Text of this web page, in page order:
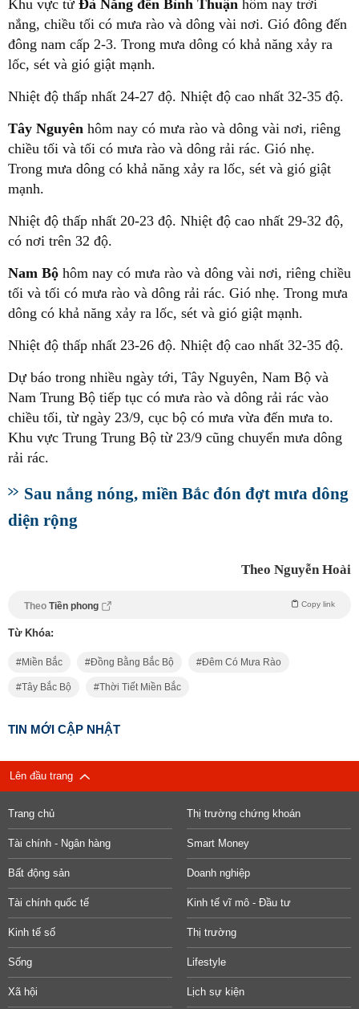
Khu vực từ Đà Nẵng đến Bình Thuận hôm nay trời
nắng, chiều tối có mưa rào và dông vài nơi. Gió đông đến
đông nam cấp 2-3. Trong mưa dông có khả năng xảy ra
lốc, sét và gió giật mạnh.
Nhiệt độ thấp nhất 24-27 độ. Nhiệt độ cao nhất 32-35 độ.
Tây Nguyên hôm nay có mưa rào và dông vài nơi, riêng
chiều tối và tối có mưa rào và dông rải rác. Gió nhẹ.
Trong mưa dông có khả năng xảy ra lốc, sét và gió giật
mạnh.
Nhiệt độ thấp nhất 20-23 độ. Nhiệt độ cao nhất 29-32 độ,
có nơi trên 32 độ.
Nam Bộ hôm nay có mưa rào và dông vài nơi, riêng chiều
tối và tối có mưa rào và dông rải rác. Gió nhẹ. Trong mưa
dông có khả năng xảy ra lốc, sét và gió giật mạnh.
Nhiệt độ thấp nhất 23-26 độ. Nhiệt độ cao nhất 32-35 độ.
Dự báo trong nhiều ngày tới, Tây Nguyên, Nam Bộ và
Nam Trung Bộ tiếp tục có mưa rào và dông rải rác vào
chiều tối, từ ngày 23/9, cục bộ có mưa vừa đến mưa to.
Khu vực Trung Trung Bộ từ 23/9 cũng chuyển mưa dông
rải rác.
Sau nắng nóng, miền Bắc đón đợt mưa dông
diện rộng
Theo Nguyễn Hoài
Theo Tiền phong Copy link
Từ Khóa:
Miền Bắc Đồng Bằng Bắc Bộ Đêm Có Mưa Rào
Tây Bắc Bộ Thời Tiết Miền Bắc
TIN MỚI CẬP NHẬT
Lên đầu trang
Trang chủ Thị trường chứng khoán
Tài chính - Ngân hàng Smart Money
Bất động sản Doanh nghiệp
Tài chính quốc tế Kinh tế vĩ mô - Đầu tư
Kinh tế số Thị trường
Sống Lifestyle
Xã hội Lịch sự kiện